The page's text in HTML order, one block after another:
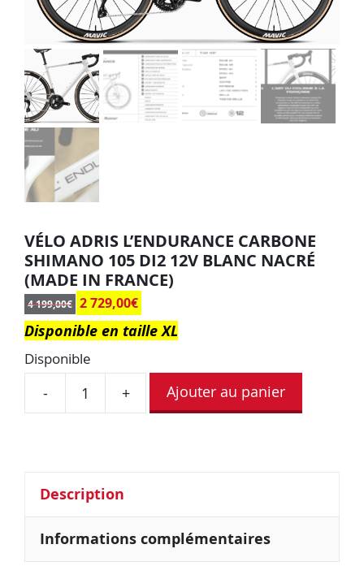
VÉLO ADRIS L’ENDURANCE CARBONE
SHIMANO 105 DI2 12V BLANC NACRÉ
(MADE IN FRANCE)
4 199,00€ 2 729,00€
Disponible en taille XL
Disponible
- + Ajouter au panier
Description
Informations complémentaires